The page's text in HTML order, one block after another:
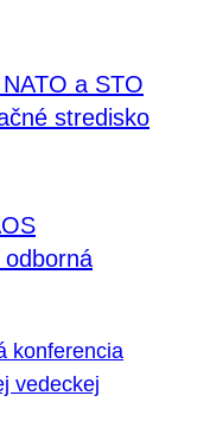
a STO
stredisko
konferencia
vedeckej